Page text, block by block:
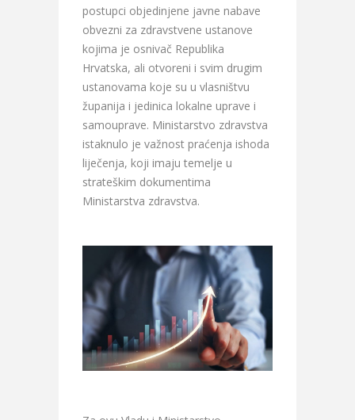
postupci objedinjene javne nabave
obvezni za zdravstvene ustanove
kojima je osnivač Republika
Hrvatska, ali otvoreni i svim drugim
ustanovama koje su u vlasništvu
županija i jedinica lokalne uprave i
samouprave. Ministarstvo zdravstva
istaknulo je važnost praćenja ishoda
liječenja, koji imaju temelje u
strateškim dokumentima
Ministarstva zdravstva.